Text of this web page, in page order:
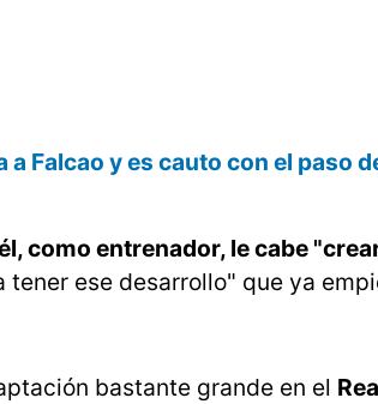
Falcao y es cauto con el paso
como entrenador, le cabe
ese desarrollo" que ya
bastante grande en el